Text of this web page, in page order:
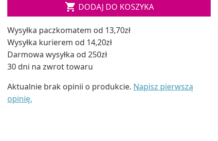
 DODAJ DO KOSZYKA
Wysyłka paczkomatem od 13,70zł
Wysyłka kurierem od 14,20zł
Darmowa wysyłka od 250zł
30 dni na zwrot towaru
Aktualnie brak opinii o produkcie. Napisz pierwszą
opinię.